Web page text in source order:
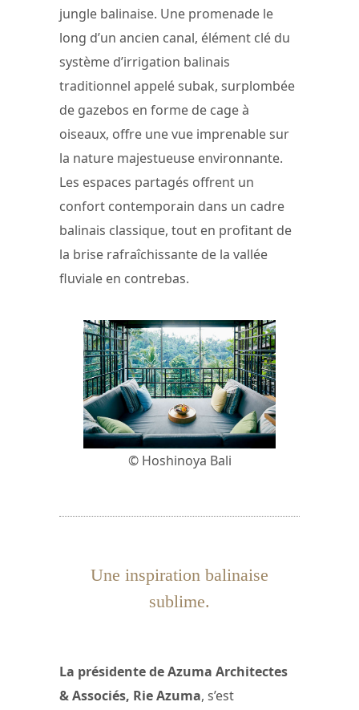
jungle balinaise. Une promenade le
long d’un ancien canal, élément clé du
système d’irrigation balinais
traditionnel appelé subak, surplombée
de gazebos en forme de cage à
oiseaux, offre une vue imprenable sur
la nature majestueuse environnante.
Les espaces partagés offrent un
confort contemporain dans un cadre
balinais classique, tout en profitant de
la brise rafraîchissante de la vallée
fluviale en contrebas.
© Hoshinoya Bali
Une inspiration balinaise
sublime.
La présidente de Azuma Architectes
& Associés, Rie Azuma, s’est